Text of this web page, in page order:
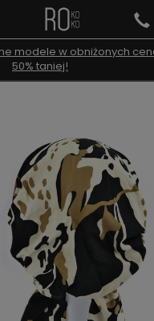
modele w obniżonych
50% taniej!